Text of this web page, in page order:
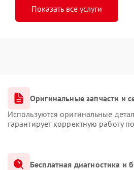
Показать все услуги
Оригинальные запчасти и
Используются оригинальные
гарантирует корректную работу
Бесплатная диагностика и